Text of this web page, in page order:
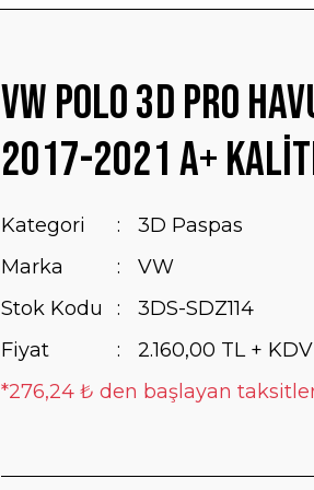
VW Polo 3D Pro
2017-2021 A+
Kategori
3D Paspas
Marka
VW
Stok Kodu
3DS-SDZ114
Fiyat
2.160,00 TL + KDV
*276,24 ₺ den başlayan